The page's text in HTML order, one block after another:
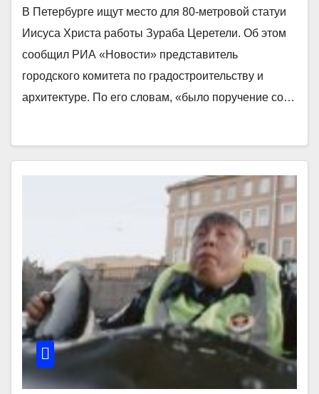
В Петербурге ищут место для 80-метровой статуи
Иисуса Христа работы Зураба Церетели. Об этом
сообщил РИА «Новости» представитель
городского комитета по градостроительству и
архитектуре. По его словам, «было поручение со…